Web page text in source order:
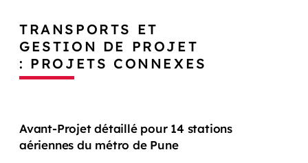
TRANSPORTS ET
GESTION DE PROJET
: PROJETS CONNEXES
Avant-Projet détaillé pour 14 stations
aériennes du métro de Pune